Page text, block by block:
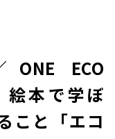
ECO
本で学ぼ
こと「エコ